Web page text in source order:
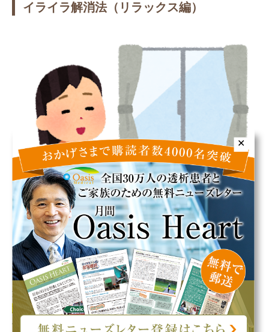
イライラ解消法（リラックス編）
透析患者のイライラは、ストレスや不安などの精神的な
負担からも生じます。透析治療中や透析生活のストレス
や不安で余裕がない状態だと、普段は受け入れらえるこ
✕